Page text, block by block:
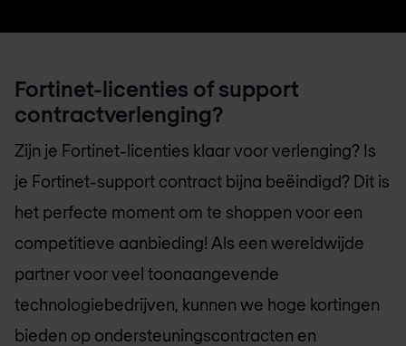
Fortinet-licenties of support
contractverlenging?
Zijn je Fortinet-licenties klaar voor verlenging? Is
je Fortinet-support contract bijna beëindigd? Dit is
het perfecte moment om te shoppen voor een
competitieve aanbieding! Als een wereldwijde
partner voor veel toonaangevende
technologiebedrijven, kunnen we hoge kortingen
bieden op ondersteuningscontracten en